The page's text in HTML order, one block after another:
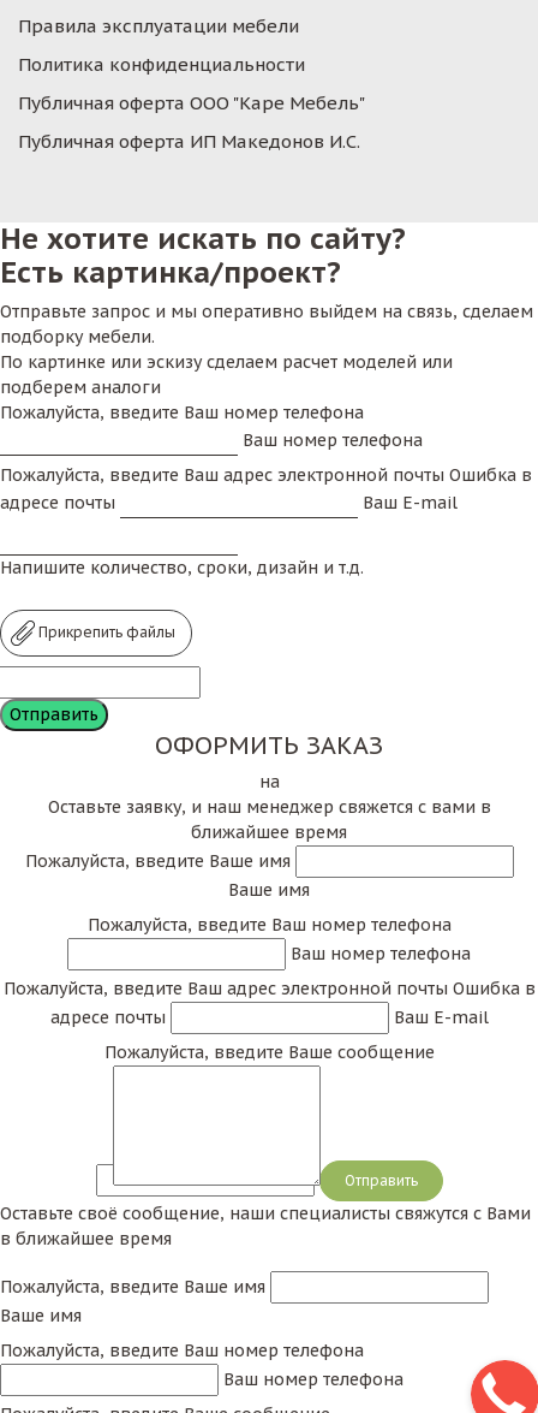
Правила эксплуатации мебели
Политика конфиденциальности
Публичная оферта ООО "Каре Мебель"
Публичная оферта ИП Македонов И.С.
Не хотите искать по сайту?
Есть картинка/проект?
Отправьте запрос и мы оперативно выйдем на связь, сделаем
подборку мебели.
По картинке или эскизу сделаем расчет моделей или
подберем аналоги
Пожалуйста, введите Ваш номер телефона
Ваш номер телефона
Пожалуйста, введите Ваш адрес электронной почты Ошибка в
адресе почты
Ваш E-mail
Напишите количество, сроки, дизайн и т.д.
Прикрепить файлы
ОФОРМИТЬ ЗАКАЗ
на
Оставьте заявку, и наш менеджер свяжется с вами в
ближайшее время
Пожалуйста, введите Ваше имя
Ваше имя
Пожалуйста, введите Ваш номер телефона
Ваш номер телефона
Пожалуйста, введите Ваш адрес электронной почты Ошибка в
адресе почты
Ваш E-mail
Пожалуйста, введите Ваше сообщение
Сообщение
Оставьте своё сообщение, наши специалисты свяжутся с Вами
в ближайшее время
Пожалуйста, введите Ваше имя
Ваше имя
Пожалуйста, введите Ваш номер телефона
Ваш номер телефона